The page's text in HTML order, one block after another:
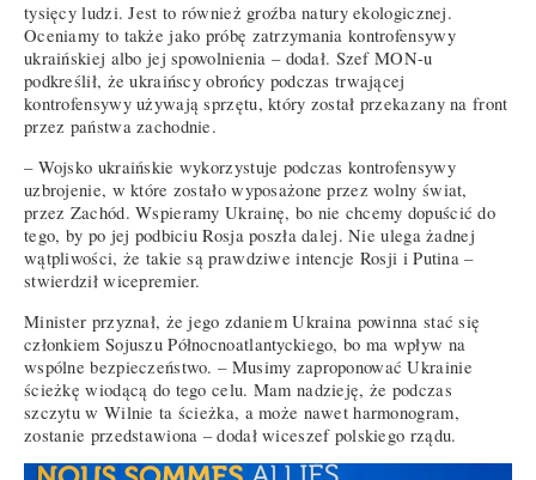
tysięcy ludzi. Jest to również groźba natury ekologicznej.
Oceniamy to także jako próbę zatrzymania kontrofensywy
ukraińskiej albo jej spowolnienia – dodał. Szef MON-u
podkreślił, że ukraińscy obrońcy podczas trwającej
kontrofensywy używają sprzętu, który został przekazany na front
przez państwa zachodnie.
– Wojsko ukraińskie wykorzystuje podczas kontrofensywy
uzbrojenie, w które zostało wyposażone przez wolny świat,
przez Zachód. Wspieramy Ukrainę, bo nie chcemy dopuścić do
tego, by po jej podbiciu Rosja poszła dalej. Nie ulega żadnej
wątpliwości, że takie są prawdziwe intencje Rosji i Putina –
stwierdził wicepremier.
Minister przyznał, że jego zdaniem Ukraina powinna stać się
członkiem Sojuszu Północnoatlantyckiego, bo ma wpływ na
wspólne bezpieczeństwo. – Musimy zaproponować Ukrainie
ścieżkę wiodącą do tego celu. Mam nadzieję, że podczas
szczytu w Wilnie ta ścieżka, a może nawet harmonogram,
zostanie przedstawiona – dodał wiceszef polskiego rządu.